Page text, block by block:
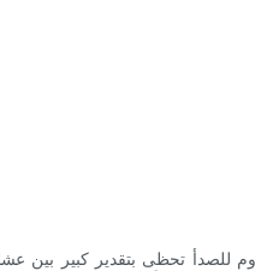
تحظى بتقدير كبير بين